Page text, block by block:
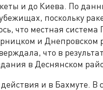
и до Киева. По
поскольку
что местная
и Днепровском
что в
в Деснянском
и в Бахмуте.